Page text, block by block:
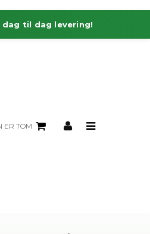
til dag levering!
ER TOM